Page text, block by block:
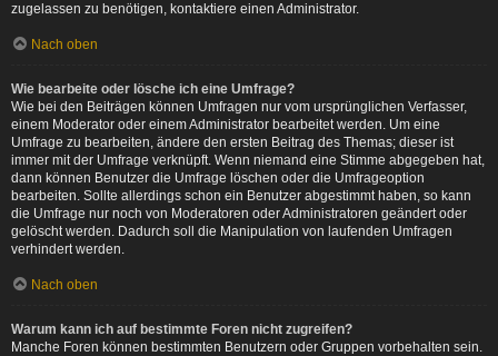
zugelassen zu benötigen, kontaktiere einen Administrator.
Nach oben
Wie bearbeite oder lösche ich eine Umfrage?
Wie bei den Beiträgen können Umfragen nur vom ursprünglichen Verfasser,
einem Moderator oder einem Administrator bearbeitet werden. Um eine
Umfrage zu bearbeiten, ändere den ersten Beitrag des Themas; dieser ist
immer mit der Umfrage verknüpft. Wenn niemand eine Stimme abgegeben hat,
dann können Benutzer die Umfrage löschen oder die Umfrageoption
bearbeiten. Sollte allerdings schon ein Benutzer abgestimmt haben, so kann
die Umfrage nur noch von Moderatoren oder Administratoren geändert oder
gelöscht werden. Dadurch soll die Manipulation von laufenden Umfragen
verhindert werden.
Nach oben
Warum kann ich auf bestimmte Foren nicht zugreifen?
Manche Foren können bestimmten Benutzern oder Gruppen vorbehalten sein.